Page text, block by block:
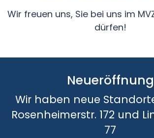
Wir freuen uns, Sie bei uns im
dürfen!
Neueröffnung
Wir haben neue
Rosenheimerstr. 172 und
77